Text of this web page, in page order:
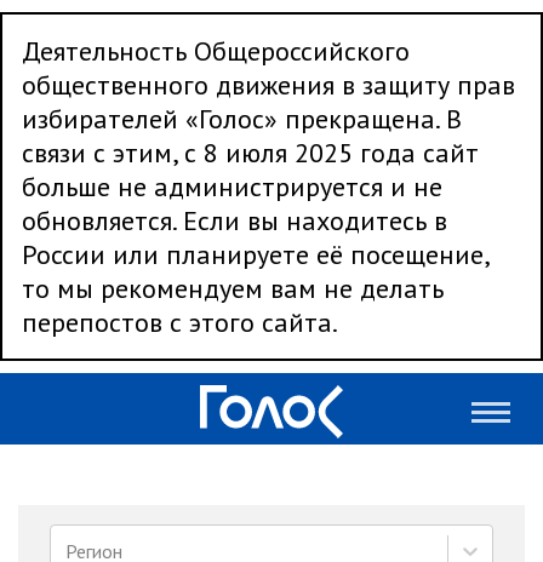
Деятельность Общероссийского
общественного движения в защиту прав
избирателей «Голос» прекращена. В
связи с этим, с 8 июля 2025 года сайт
больше не администрируется и не
обновляется. Если вы находитесь в
России или планируете её посещение,
то мы рекомендуем вам не делать
перепостов с этого сайта.
Регион